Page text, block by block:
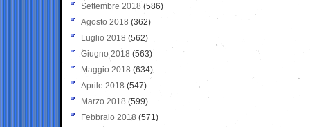
Settembre 2018 (586)
Agosto 2018 (362)
Luglio 2018 (562)
Giugno 2018 (563)
Maggio 2018 (634)
Aprile 2018 (547)
Marzo 2018 (599)
Febbraio 2018 (571)